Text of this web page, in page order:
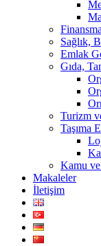
Sağlık,
Emlak
Gıda,
Turizm
Taşıma
Kamu
Makaleler
İletişim